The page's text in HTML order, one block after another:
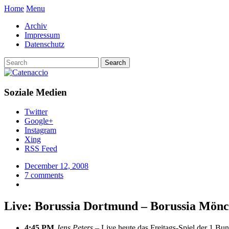
Home Menu
Archiv
Impressum
Datenschutz
Soziale Medien
Twitter
Google+
Instagram
Xing
RSS Feed
December 12, 2008
7 comments
Live: Borussia Dortmund – Borussia